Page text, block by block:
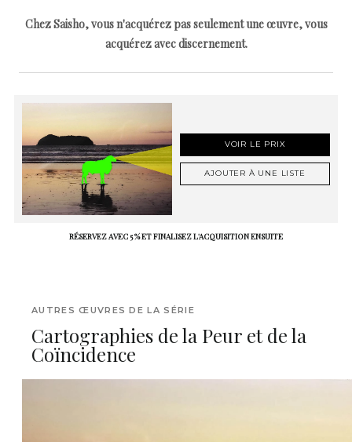
Chez Saisho, vous n'acquérez pas seulement une œuvre, vous
acquérez avec discernement.
VOIR LE PRIX
AJOUTER À UNE LISTE
RÉSERVEZ AVEC 5 % ET FINALISEZ L'ACQUISITION ENSUITE
AUTRES ŒUVRES DE LA SÉRIE
Cartographies de la Peur et de la
Coïncidence